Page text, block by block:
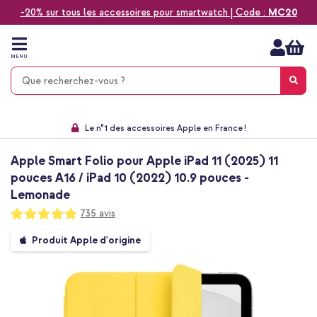
-20% sur tous les accessoires pour smartwatch | Code : MC20
Aller
contenu
MENU
Le n°1 des accessoires Apple en France !
Apple Smart Folio pour Apple iPad 11 (2025) 11
pouces A16 / iPad 10 (2022) 10.9 pouces -
Lemonade
Notation:
97
100
735 avis
Passer
à
Produit Apple d'origine